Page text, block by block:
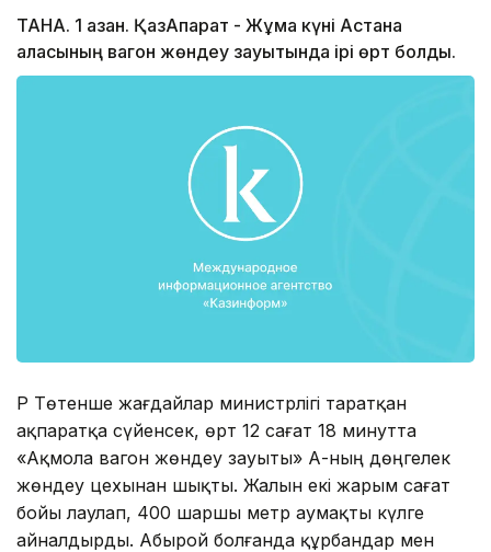
ТАНА. 1 қазан. ҚазАқпарат - Жұма күні Астана
қаласының вагон жөндеу зауытында ірі өрт болды.
ҚР Төтенше жағдайлар министрлігі таратқан
ақпаратқа сүйенсек, өрт 12 сағат 18 минутта
«Ақмола вагон жөндеу зауыты» АҚ-ның дөңгелек
жөндеу цехынан шықты. Жалын екі жарым сағат
бойы лаулап, 400 шаршы метр аумақты күлге
айналдырды. Абырой болғанда құрбандар мен